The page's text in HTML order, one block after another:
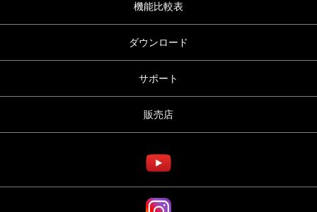
機能比較表
ダウンロード
サポート
販売店